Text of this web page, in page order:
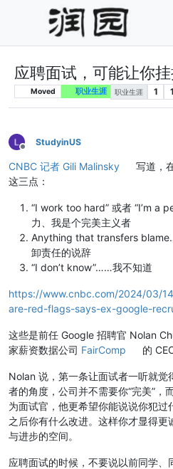
应聘面试，可能让你
Moved 职业生涯 职业生涯 1 1
Offline
StudyinUS
CNBC 记者 Gili Malinsky
写道，
这三点：
“I work too hard” 或者 “I’m a
力、我是个完美主义者
Anything that transfers
卸责任的说辞
“I don’t know”……我不知道
https://www.cnbc.com/2024/03/
are-red-flags-says-ex-google-
这些是前任 Google 招聘官 Nolan
家薪资数据公司 FairComp 的
Nolan 说，第一条让面试者一听就觉
者的角度，公司并不需要你“完美”，
为面试官，他更希望你能说说你犯过
之后你有什么改进。这样你才显得更
与进步的空间。
应聘面试的时候，不要说以前同学